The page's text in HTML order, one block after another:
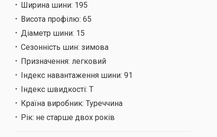
Ширина шини: 195
Висота профілю: 65
Діаметр шини: 15
Сезонність шин: зимова
Призначення: легковий
Індекс навантаження шини: 91
Індекс швидкості: T
Країна виробник: Туреччина
Рік: не старше двох років